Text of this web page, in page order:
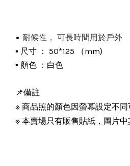
• 耐候性， 可長時間用於戶外
▪️ 尺寸 ： 50*125 （mm)
▪️ 顏色 ：白色
📌備註
※ 商品照的顏色因螢幕設定不
※ 本賣場只有販售貼紙，圖片